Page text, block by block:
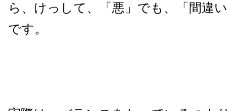
ら、けっして、「悪」でも、「間違
です。